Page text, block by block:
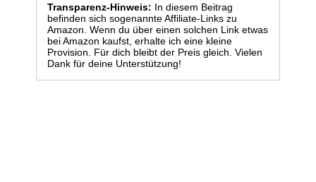
Transparenz-Hinweis: In diesem Beitrag
befinden sich sogenannte Affiliate-Links zu
Amazon. Wenn du über einen solchen Link etwas
bei Amazon kaufst, erhalte ich eine kleine
Provision. Für dich bleibt der Preis gleich. Vielen
Dank für deine Unterstützung!